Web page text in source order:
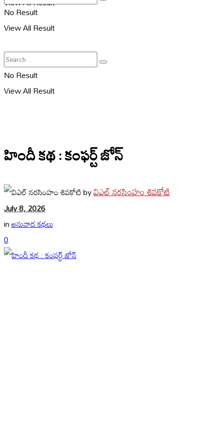
No Result
View All Result
No Result
View All Result
హిందీ కథ : కంఫర్ట్ జోన్
byవిఎల్ నరసింహం శివకోటి
July 8, 2026
inఅనువాద కథలు
0